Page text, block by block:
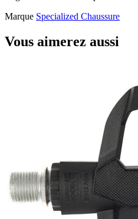
Marque Specialized Chaussure
Vous aimerez aussi